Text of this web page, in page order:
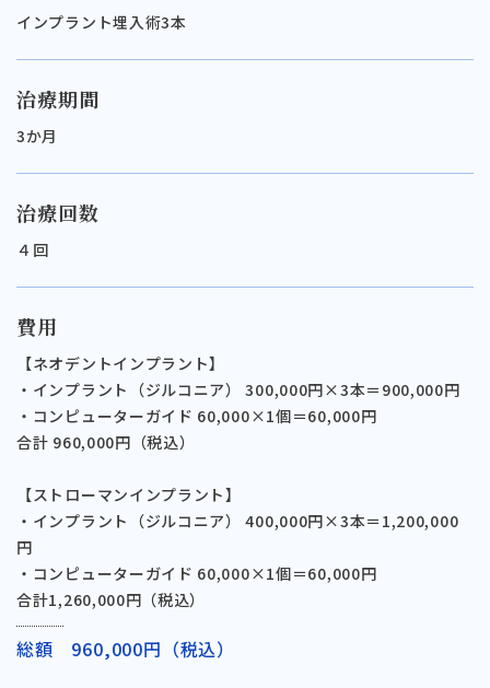
インプラント埋入術3本
治療期間
3か月
治療回数
４回
費用
【ネオデントインプラント】
・インプラント（ジルコニア） 300,000円×3本＝900,000円
・コンピューターガイド 60,000×1個＝60,000円
合計 960,000円（税込）
【ストローマンインプラント】
・インプラント（ジルコニア） 400,000円×3本＝1,200,000
円
・コンピューターガイド 60,000×1個＝60,000円
合計1,260,000円（税込）
総額 960,000円（税込）